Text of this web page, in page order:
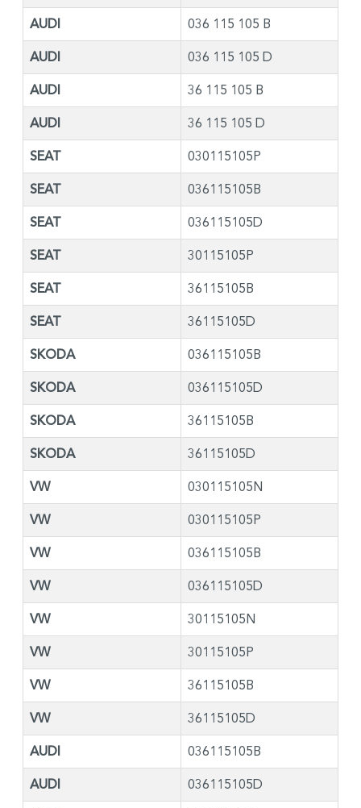
AUDI 036 115 105 B
AUDI 036 115 105 D
AUDI 36 115 105 B
AUDI 36 115 105 D
SEAT 030115105P
SEAT 036115105B
SEAT 036115105D
SEAT 30115105P
SEAT 36115105B
SEAT 36115105D
SKODA 036115105B
SKODA 036115105D
SKODA 36115105B
SKODA 36115105D
VW 030115105N
VW 030115105P
VW 036115105B
VW 036115105D
VW 30115105N
VW 30115105P
VW 36115105B
VW 36115105D
AUDI 036115105B
AUDI 036115105D